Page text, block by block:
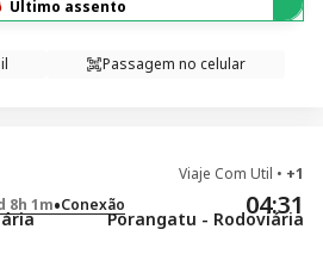
Último assento
Passagem no celular
Viaje Com Util • +1
8h 1m•Conexão 04:31
Porangatu - Rodoviária